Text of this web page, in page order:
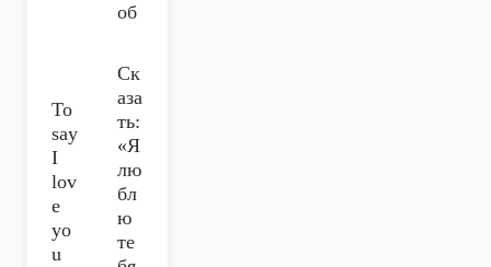
об
To
say
I
lov
e
yo
u
Ск
аза
ть:
«Я
лю
бл
ю
те